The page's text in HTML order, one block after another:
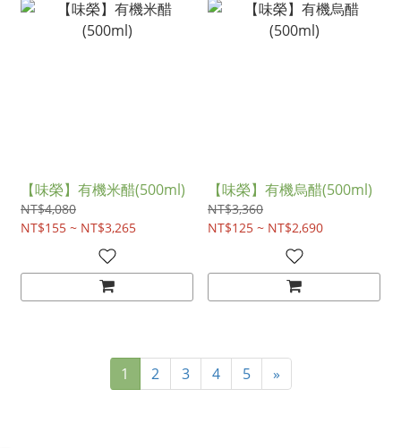
【味榮】有機米醋(500ml)
NT$4,080
NT$155 ~ NT$3,265
【味榮】有機烏醋(500ml)
NT$3,360
NT$125 ~ NT$2,690
1 2 3 4 5 »